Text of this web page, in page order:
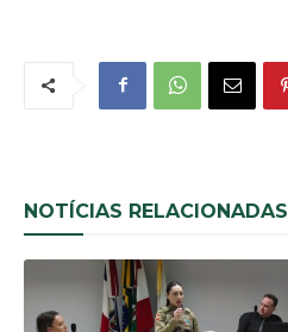
NOTÍCIAS RELACIONADAS